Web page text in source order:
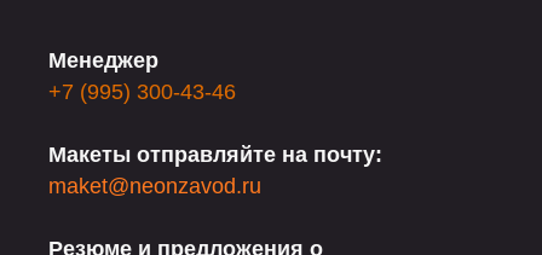
Менеджер
+7 (995) 300-43-46
Макеты отправляйте на почту:
maket@neonzavod.ru
Резюме и предложения о